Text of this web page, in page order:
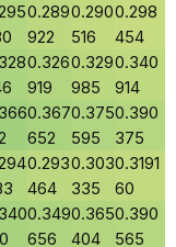
0.289
922
0.290
516
0.298
454
0.326
919
0.329
985
0.340
914
0.367
652
0.375
595
0.390
375
0.293
464
0.303
335
0.3191
60
0.349
656
0.365
404
0.390
565